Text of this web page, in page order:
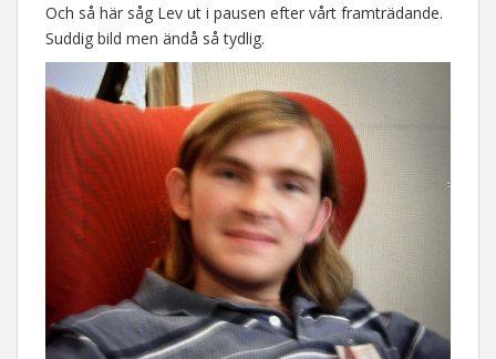
Och så här såg Lev ut i pausen efter vårt framträdande.
Suddig bild men ändå så tydlig.